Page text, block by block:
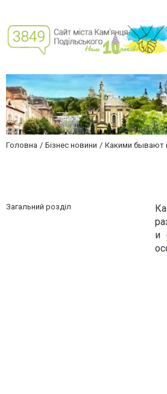
Головна Бізнес новини Какими бывают
Загальний розділ
и